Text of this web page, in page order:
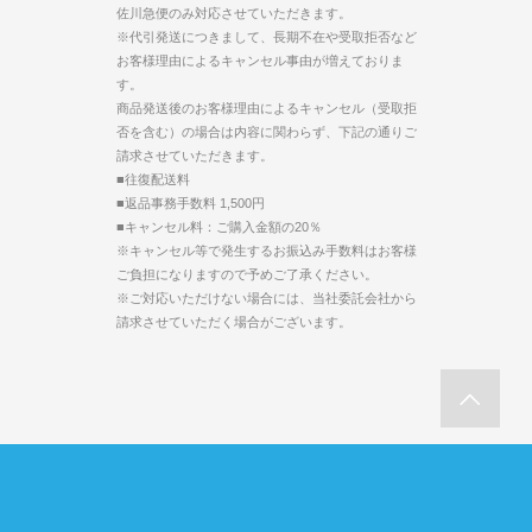
佐川急便のみ対応させていただきます。
※代引発送につきまして、長期不在や受取拒否など
お客様理由によるキャンセル事由が増えておりま
す。
商品発送後のお客様理由によるキャンセル（受取拒
否を含む）の場合は内容に関わらず、下記の通りご
請求させていただきます。
■往復配送料
■返品事務手数料 1,500円
■キャンセル料：ご購入金額の20％
※キャンセル等で発生するお振込み手数料はお客様
ご負担になりますので予めご了承ください。
※ご対応いただけない場合には、当社委託会社から
請求させていただく場合がございます。